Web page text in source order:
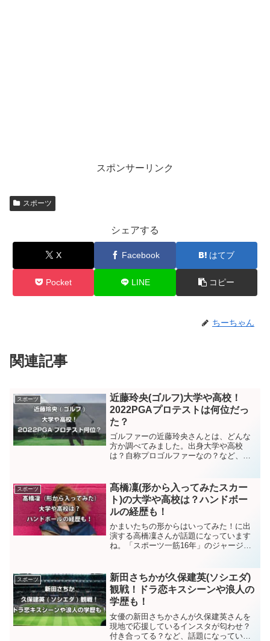
スポンサーリンク
スポーツ
シェアする
X Facebook はてブ
Pocket LINE コピー
ちーちゃん
関連記事
スポーツ
近藤玲央(ゴルフ)大学や高校！
2022PGAプロテストは何位だっ
た？
ゴルファーの近藤玲央さんとは、どんな
方か調べてみました。出身大学や高校
は？自称プロゴルファーなの？など、見
は１０歳で、「楽しそうだから始めた」
のがきっかけでした。高...
スポーツ
髙橋凜(形から入ってみたスカー
ト)の大学や高校は？ハンドボー
ルの経歴も！
かまいたちの形からはいってみた！に出
演する高橋凜さんが話題になっています
ね。「スポーツ一筋16年」のジャージ女
ビを見て、かわいいなと思った方も多い
のではないでしょうか...
スポーツ
新田さちかが久保建英(ソシエダ)
観戦！ドラ恋キスシーンや浪人の
学歴も！
女優の新田さちかさんが久保建英さんを
現地で応援しているインスタが匂わせ？
付き合ってる？など、話題になっていま